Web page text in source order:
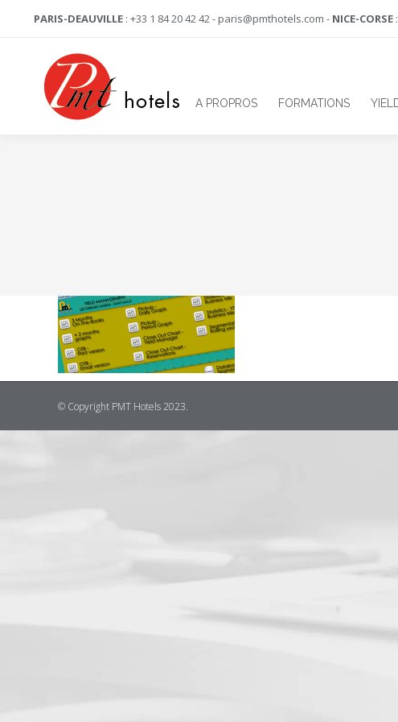
PARIS-DEAUVILLE : +33 1 84 20 42 42 - paris@pmthotels.com - NICE-CORSE
A PROPROS FORMATIONS
© Copyright PMT Hotels 2023.